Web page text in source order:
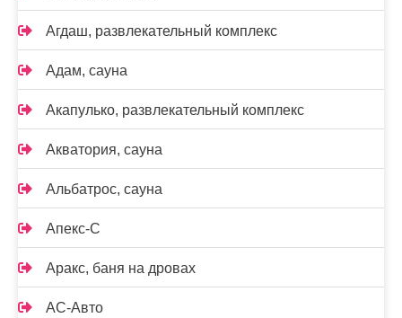
Агдаш, развлекательный комплекс
Адам, сауна
Акапулько, развлекательный комплекс
Акватория, сауна
Альбатрос, сауна
Апекс-С
Аракс, баня на дровах
АС-Авто